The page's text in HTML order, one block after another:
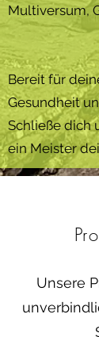
Multiversum,
Bereit für
Gesundheit
Schließe dich
ein Meister
Unsere